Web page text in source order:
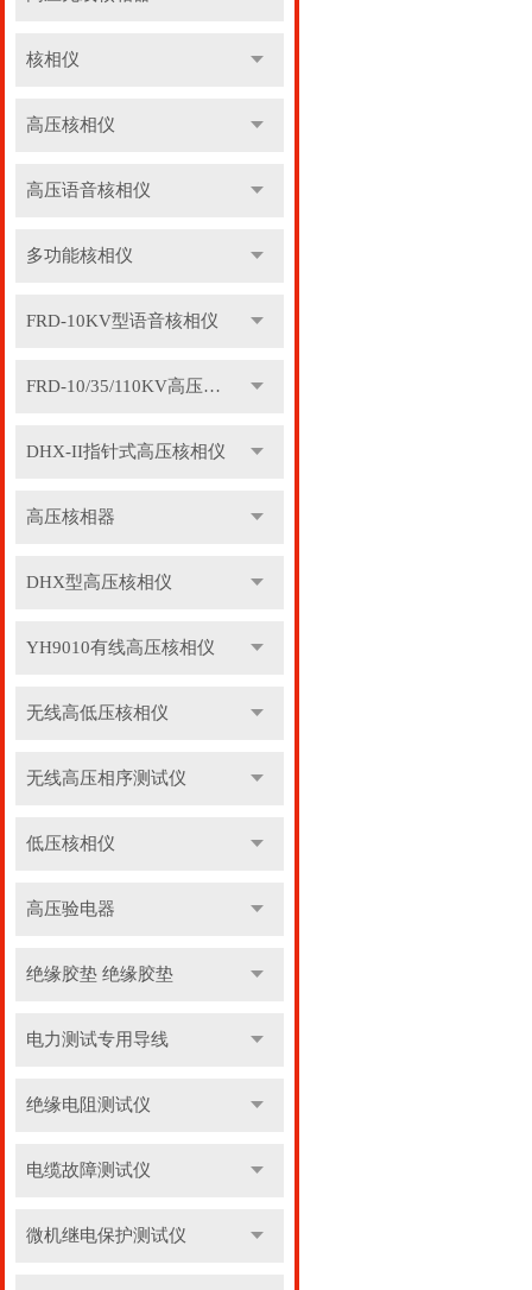
核相仪
高压核相仪
高压语音核相仪
多功能核相仪
FRD-10KV型语音核相仪
FRD-10/35/110KV高压语音核相器
DHX-II指针式高压核相仪
高压核相器
DHX型高压核相仪
YH9010有线高压核相仪
无线高低压核相仪
无线高压相序测试仪
低压核相仪
高压验电器
绝缘胶垫 绝缘胶垫
电力测试专用导线
绝缘电阻测试仪
电缆故障测试仪
微机继电保护测试仪